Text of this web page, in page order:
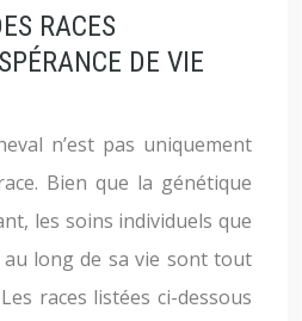
RACES
DE VIE
n’est pas uniquement
Bien que la génétique
les soins individuels que
long de sa vie sont tout
races listées ci-dessous